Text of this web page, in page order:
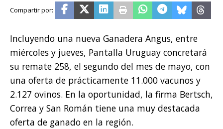
Incluyendo una nueva Ganadera Angus, entre
miércoles y jueves, Pantalla Uruguay concretará
su remate 258, el segundo del mes de mayo, con
una oferta de prácticamente 11.000 vacunos y
2.127 ovinos. En la oportunidad, la firma Bertsch,
Correa y San Román tiene una muy destacada
oferta de ganado en la región.